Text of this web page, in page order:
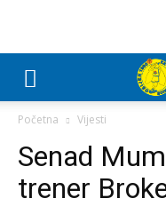
Početna Vijesti
Senad
trener